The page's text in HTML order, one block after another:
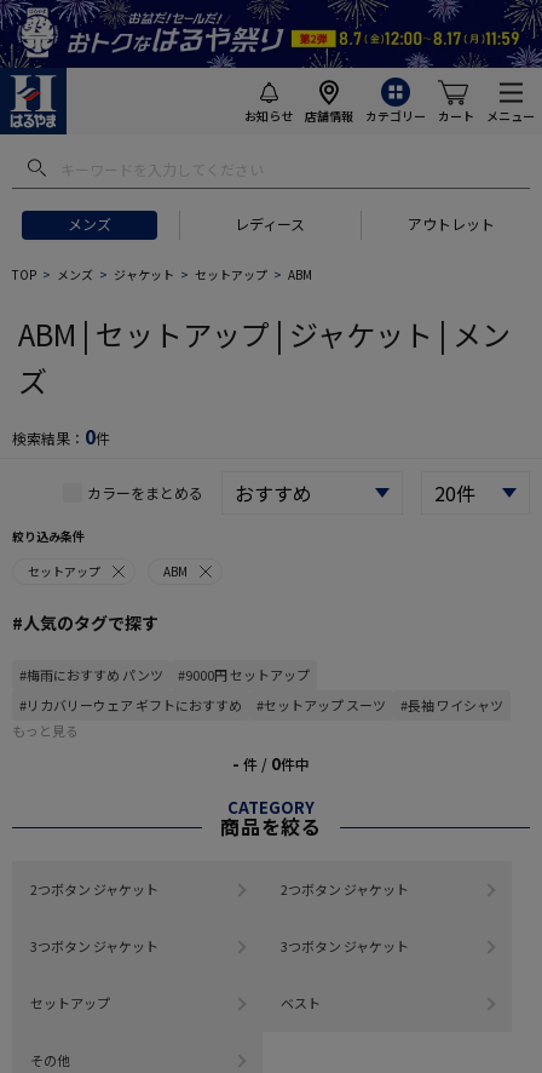
お知らせ 店舗情報 カテゴリー カート メニュー
メンズ レディース アウトレット
フトにおすすめ #セットアップ スーツ
TOP メンズ ジャケット セットアップ ABM
ABM | セットアップ | ジャケット | メン
ズ
検索結果： 0件
カラーをまとめる
絞り込み条件
セットアップ
ABM
#人気のタグで探す
#梅雨におすすめ パンツ
#9000円 セットアップ
#リカバリーウェア ギフトにおすすめ
#セットアップ スーツ
#長袖 ワイシャツ
もっと見る
- 件 / 0件中
CATEGORY
商品を絞る
2つボタン ジャケット 2つボタン ジャケット
3つボタン ジャケット 3つボタン ジャケット
セットアップ ベスト
その他